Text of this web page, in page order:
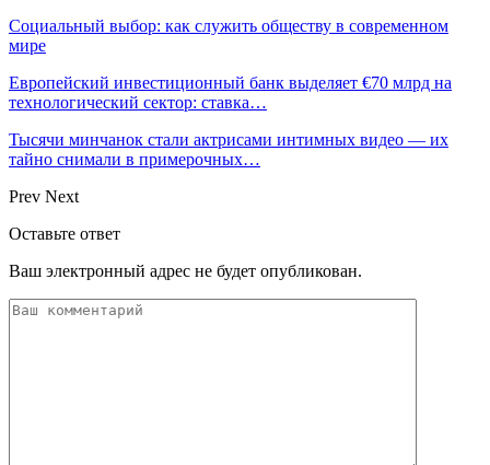
Социальный выбор: как служить обществу в современном
мире
Европейский инвестиционный банк выделяет €70 млрд на
технологический сектор: ставка…
Тысячи минчанок стали актрисами интимных видео — их
тайно снимали в примерочных…
Prev Next
Оставьте ответ
Ваш электронный адрес не будет опубликован.